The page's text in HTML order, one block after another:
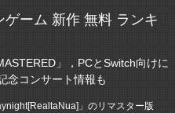
ーム 新作 無料 ランキ
」，PCとSwitch向けに
念コンサート情報も
」のリマスター版